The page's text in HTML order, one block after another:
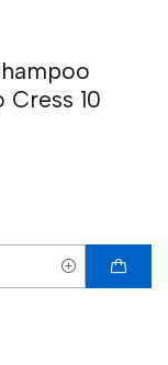
10